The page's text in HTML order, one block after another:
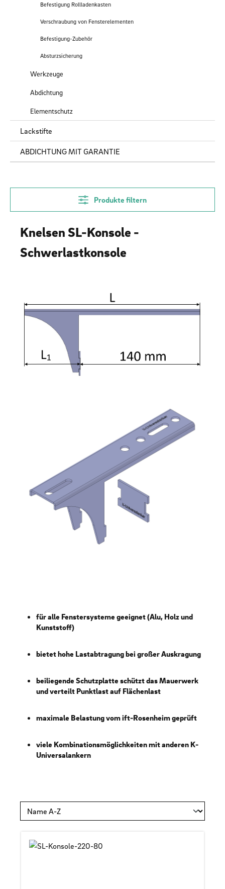
Befestigung Rollladenkasten
Verschraubung von Fensterelementen
Befestigung-Zubehör
Absturzsicherung
Werkzeuge
Abdichtung
Elementschutz
Lackstifte
ABDICHTUNG MIT GARANTIE
Produkte filtern
Knelsen SL-Konsole -
Schwerlastkonsole
für alle Fenstersysteme geeignet (Alu, Holz und
Kunststoff)
bietet hohe Lastabtragung bei großer Auskragung
beiliegende Schutzplatte schützt das Mauerwerk
und verteilt Punktlast auf Flächenlast
maximale Belastung vom ift-Rosenheim geprüft
viele Kombinationsmöglichkeiten mit anderen K-
Universalankern